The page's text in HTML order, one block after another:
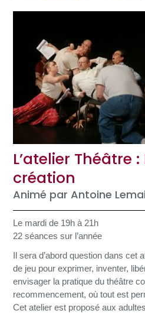
L’atelier Théâtre
création
Animé par Antoine
Le mardi de 19h à 21h
22 séances sur l’année
Il sera d’abord question dans cet
de jeu pour exprimer, inventer,
envisager la pratique du théâtre
recommencement, où tout est
Cet atelier est proposé aux